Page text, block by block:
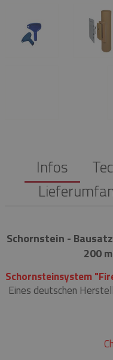
Infos
Schornstein - Bausatz
200
Schornsteinsystem
Eines deutschen